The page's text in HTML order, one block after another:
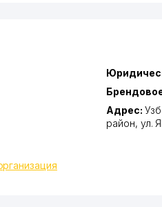
Адрес:
район, ул.